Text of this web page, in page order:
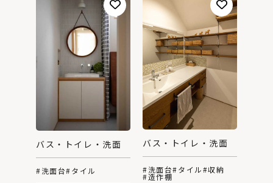
バス・トイレ・洗面
#洗面台#タイル
バス・トイレ・洗面
#洗面台#タイル#収納
#造作棚